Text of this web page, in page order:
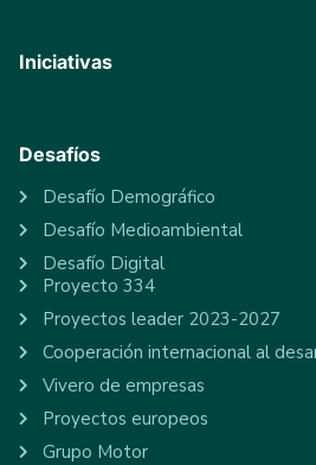
Iniciativas
Desafíos
Desafío Demográfico
Desafío Medioambiental
Desafío Digital
Proyecto 334
Proyectos leader 2023-2027
Cooperación internacional al
Vivero de empresas
Proyectos europeos
Grupo Motor